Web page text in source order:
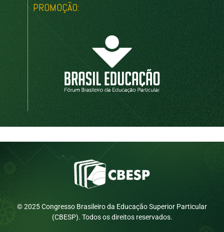
PROMOÇÃO:
© 2025 Congresso Brasileiro da Educação Superior Particular
(CBESP). Todos os direitos reservados.